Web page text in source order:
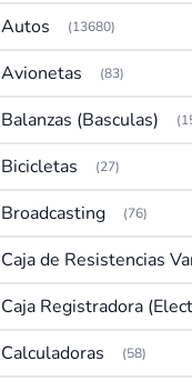
Autos (13680)
Avionetas (83)
Balanzas (Basculas)
Bicicletas (27)
Broadcasting (76)
Caja de Resistencias
Calculadoras (58)